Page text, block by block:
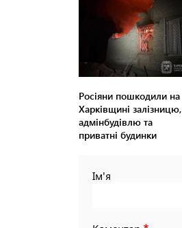
Росіяни пошкодили на
Харківщині залізницю,
адмінбудівлю та
приватні будинки
Ім'я